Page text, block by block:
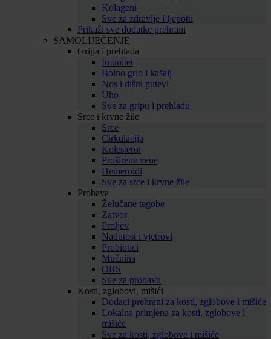
Kolageni
Sve za zdravlje i ljepotu
Prikaži sve dodatke prehrani
SAMOLIJEČENJE
Gripa i prehlada
Imunitet
Bolno grlo i kašalj
Nos i dišni putevi
Uho
Sve za gripu i prehladu
Srce i krvne žile
Srce
Cirkulacija
Kolesterol
Proširene vene
Hemeroidi
Sve za srce i krvne žile
Probava
Želučane tegobe
Zatvor
Proljev
Nadutost i vjetrovi
Probiotici
Mučnina
ORS
Sve za probavu
Kosti, zglobovi, mišići
Dodaci prehrani za kosti, zglobove i mišiće
Lokalna primjena za kosti, zglobove i
mišiće
Sve za kosti, zglobove i mišiće